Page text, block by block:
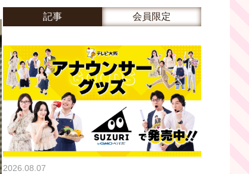
記事 会員限定
2026.08.07